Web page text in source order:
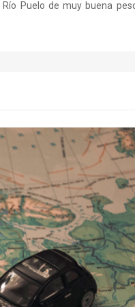
Puelo de muy buena